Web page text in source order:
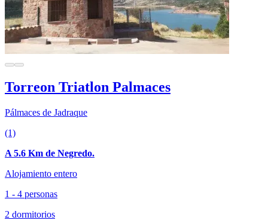
Torreon Triatlon Palmaces
Pálmaces de Jadraque
(1)
A 5.6 Km de Negredo.
Alojamiento entero
1 - 4 personas
2 dormitorios